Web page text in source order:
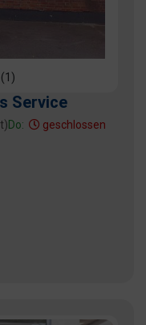
(1)
Service
Do: geschlossen